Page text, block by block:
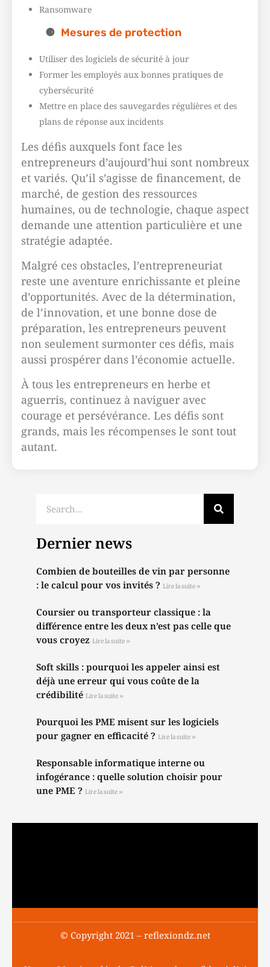
Ransomware
Mesures de protection
Utiliser des logiciels de sécurité à jour
Former les employés aux bonnes pratiques de
cybersécurité
Mettre en place des sauvegardes régulières et des
plans de réponse aux incidents
Les défis auxquels font face les
entrepreneurs d’aujourd’hui sont nombreux
et variés. Qu’il s’agisse de financement, de
marché, de gestion des ressources
humaines, ou de technologie, chaque aspect
demande une attention particulière et une
stratégie adaptée.
Malgré ces obstacles, l’entrepreneuriat
reste une aventure enrichissante et pleine
d’opportunités. Avec de la détermination,
de l’innovation, et une bonne dose de
préparation, les entrepreneurs peuvent
non seulement surmonter ces défis, mais
aussi prospérer dans l’économie actuelle.
À tous les entrepreneurs en herbe et
aguerris, continuez à naviguer avec
courage et persévérance. Les défis sont
grands, mais les récompenses le sont tout
autant.
Dernier news
Combien de bouteilles de vin par personne
: le calcul pour vos invités ? Lire la suite »
Coursier ou transporteur classique : la
différence entre les deux n’est pas celle que
vous croyez Lire la suite »
Soft skills : pourquoi les appeler ainsi est
déjà une erreur qui vous coûte de la
crédibilité Lire la suite »
Pourquoi les PME misent sur les logiciels
pour gagner en efficacité ? Lire la suite »
Responsable informatique interne ou
infogérance : quelle solution choisir pour
une PME ? Lire la suite »
© Copyright 2021 – reflexiondz.net